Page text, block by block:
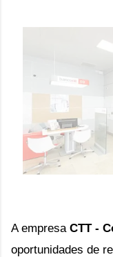
A empresa CTT -
oportunidades de